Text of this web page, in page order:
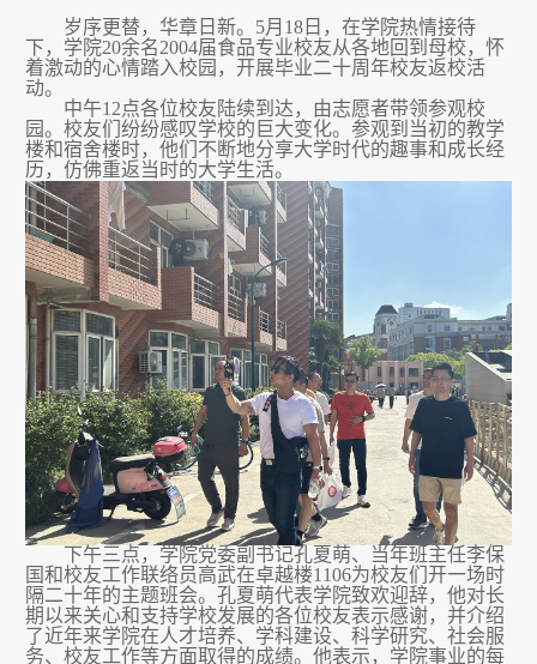
岁序更替，华章日新。 5月 18 日，在学院热情接待
下， 学院20余名2004届食品专业校友从各地回到母校，怀
着激动的心情踏入校园， 开展毕业二十周年校友返校活
动。
中午12点各位校友陆续到达，由志愿者带领参观校
园。校友们 纷纷感叹学校的巨大变化。参观到 当初的教学
楼和宿舍楼时，他们不断地分享大学时代的趣事和成长经
历，仿佛重返当时的大学生活。
下午三点，学院党委副书记孔夏萌、
当年班主任李保
国和校友工作联络员高武在卓越楼1106为校友们开一场时
隔二十年的主题班会。孔夏萌代表学院致欢迎辞， 他对长
期以来关心和支持学校发展的各位校友表示感谢， 并介绍
了近年来学院在人才培养、学科建设、科学研究、社会服
务、校友工作等方面取得的成绩。他表示，学院事业的每